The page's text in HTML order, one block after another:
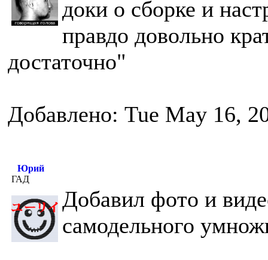
доки о сборке и
правдо довольно
достаточно"
Добавлено: Tue May 16,
Юрий
ГАД
Добавил фото и
самодельного